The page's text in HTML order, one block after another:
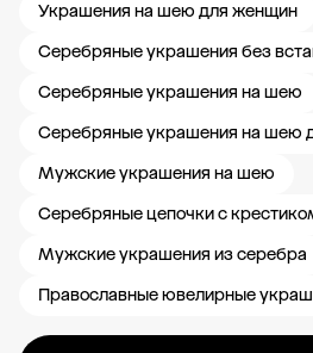
Украшения на шею для женщин
Серебряные украшения без
Серебряные украшения на шею
Серебряные украшения на шею
Мужские украшения на шею
Серебряные цепочки с
Мужские украшения из серебра
Православные ювелирные